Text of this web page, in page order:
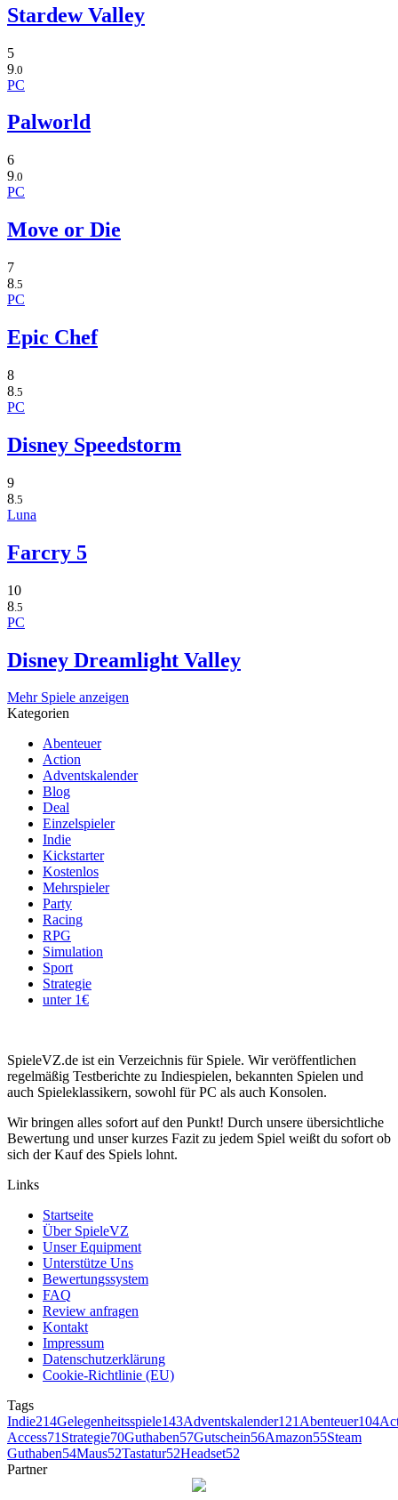
Stardew Valley
5
9 .0
PC
Palworld
6
9.0
PC
Move or Die
7
8.5
PC
Epic Chef
8
8.5
PC
Disney Speedstorm
9
8 .5
Luna
Farcry 5
10
8 .5
PC
Disney Dreamlight Valley
Mehr Spiele anzeigen
Kategorien
Abenteuer
Action
Adventskalender
Blog
Deal
Einzelspieler
Indie
Kickstarter
Kostenlos
Mehrspieler
Party
Racing
RPG
Simulation
Sport
Strategie
unter 1€
SpieleVZ.de ist ein Verzeichnis für Spiele. Wir veröffentlichen
regelmäßig Testberichte zu Indiespielen, bekannten Spielen und
auch Spieleklassikern, sowohl für PC als auch Konsolen.
Wir bringen alles sofort auf den Punkt! Durch unsere übersichtliche
Bewertung und unser kurzes Fazit zu jedem Spiel weißt du sofort ob
sich der Kauf des Spiels lohnt.
Links
Startseite
Über SpieleVZ
Unser Equipment
Unterstütze Uns
Bewertungssystem
FAQ
Review anfragen
Kontakt
Impressum
Datenschutzerklärung
Cookie-Richtlinie (EU)
Tags
Indie214Gelegenheitsspiele143Adventskalender121Abenteuer104
Access71Strategie70Guthaben57Gutschein56Amazon55Steam
Guthaben54Maus52Tastatur52Headset52
Partner